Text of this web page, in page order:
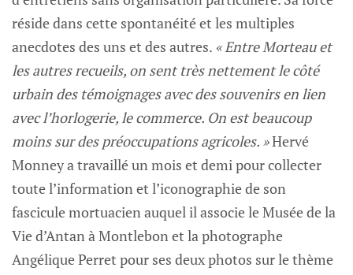
réside dans cette spontanéité et les multiples
anecdotes des uns et des autres. « Entre Morteau et
les autres recueils, on sent très nettement le côté
urbain des témoignages avec des souvenirs en lien
avec l’horlogerie, le commerce. On est beaucoup
moins sur des préoccupations agricoles. »Hervé
Monney a travaillé un mois et demi pour collecter
toute l’information et l’iconographie de son
fascicule mortuacien auquel il associe le Musée de la
Vie d’Antan à Montlebon et la photographe
Angélique Perret pour ses deux photos sur le thème